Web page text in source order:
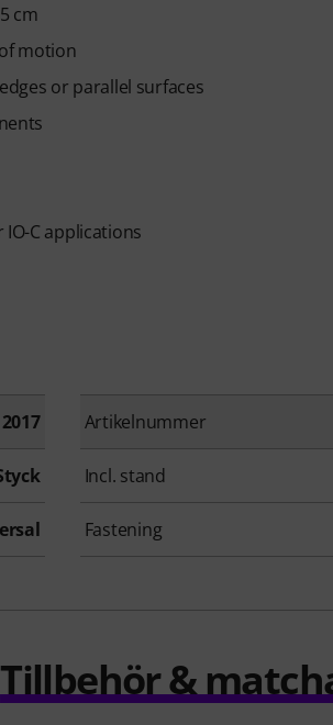
cm
motion
or parallel surfaces
C applications
Artikelnummer
Incl. stand
Fastening
Tillbehör &